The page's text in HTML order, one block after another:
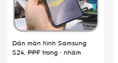
Dán màn hình Samsung
S24, PPF trong - nhám